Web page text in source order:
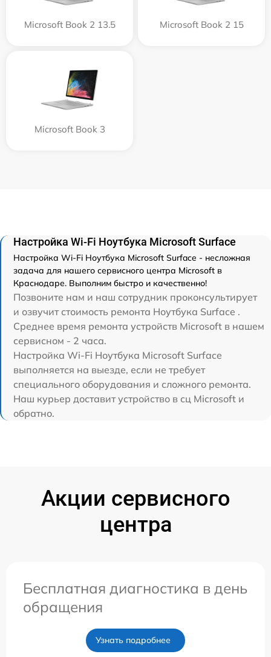
Microsoft Book 2 13.5 Microsoft Book 2 15
Microsoft Book 3
Настройка Wi-Fi Ноутбука Microsoft Surface
Настройка Wi-Fi Ноутбука Microsoft Surface - несложная
задача для нашего сервисного центра Microsoft в
Краснодаре. Выполним быстро и качественно!
Позвоните нам и наш сотрудник проконсультирует
и озвучит стоимость ремонта Ноутбука Surface .
Среднее время ремонта устройств Microsoft в нашем
сервисном - 2 часа.
Настройка Wi-Fi Ноутбука Microsoft Surface
выполняется на выезде, если не требует
специального оборудования и сложного ремонта.
Наш курьер доставит устройство в сц Microsoft и
обратно.
Акции сервисного
центра
Бесплатная диагностика в день
обращения
Узнать подробнее